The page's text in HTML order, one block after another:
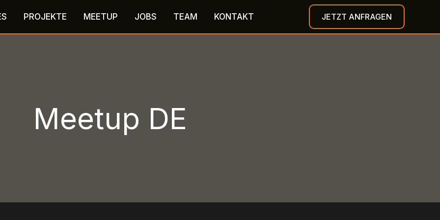
PROJEKTE MEETUP JOBS TEAM KONTAKT JETZT ANFRAGEN
Meetup DE